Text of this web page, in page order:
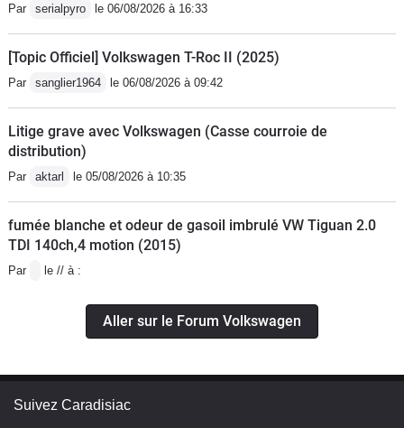
Par serialpyro le 06/08/2026 à 16:33
[Topic Officiel] Volkswagen T-Roc II (2025)
Par sanglier1964 le 06/08/2026 à 09:42
Litige grave avec Volkswagen (Casse courroie de
distribution)
Par aktarl le 05/08/2026 à 10:35
fumée blanche et odeur de gasoil imbrulé VW Tiguan 2.0
TDI 140ch,4 motion (2015)
Par le // à :
Aller sur le Forum Volkswagen
Suivez Caradisiac